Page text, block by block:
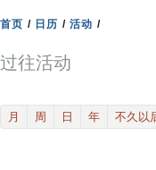
首页 / 日历 / 活动 /
过往活动
月 周 日 年 不久以